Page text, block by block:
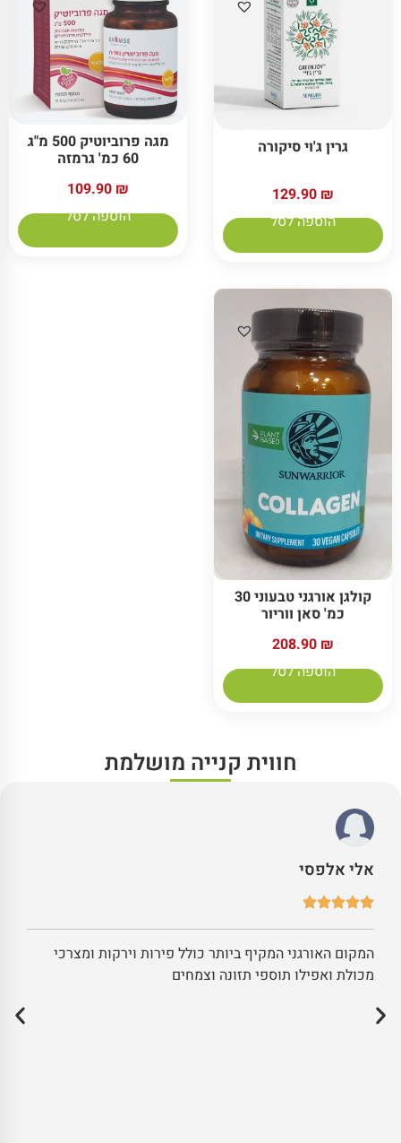
גרין ג'וי סיקורה
129.90 ₪
הוספה לסל
מגה פרוביוטיק 500 מ"ג
60 כמ' גרמזה
109.90 ₪
הוספה לסל
קולגן אורגני טבעוני 30
כמ' סאן ווריור
208.90 ₪
הוספה לסל
חווית קנייה מושלמת
אלי אלפסי
המקום האורגני המקיף ביותר כולל פירות וירקות ומצרכי
מכולת ואפילו תוספי תזונה וצמחים